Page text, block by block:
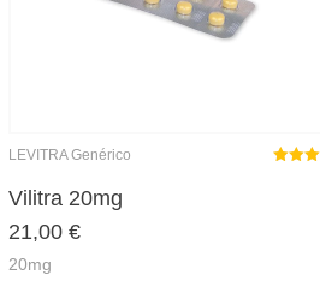
LEVITRA Genérico
Vilitra 20mg
21,00 €
20mg